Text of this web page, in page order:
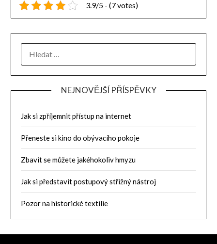
3.9/5 - (7 votes)
NEJNOVĚJŠÍ PŘÍSPĚVKY
Jak si zpříjemnit přístup na internet
Přeneste si kino do obývacího pokoje
Zbavit se můžete jakéhokoliv hmyzu
Jak si představit postupový střižný nástroj
Pozor na historické textilie